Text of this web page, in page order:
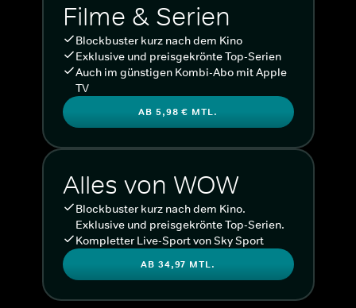
Filme & Serien
Blockbuster kurz nach dem Kino
Exklusive und preisgekrönte Top-Serien
Auch im günstigen Kombi-Abo mit Apple
TV
AB 5,98 € MTL.
Alles von WOW
Blockbuster kurz nach dem Kino.
Exklusive und preisgekrönte Top-Serien.
Kompletter Live-Sport von Sky Sport
AB 34,97 MTL.